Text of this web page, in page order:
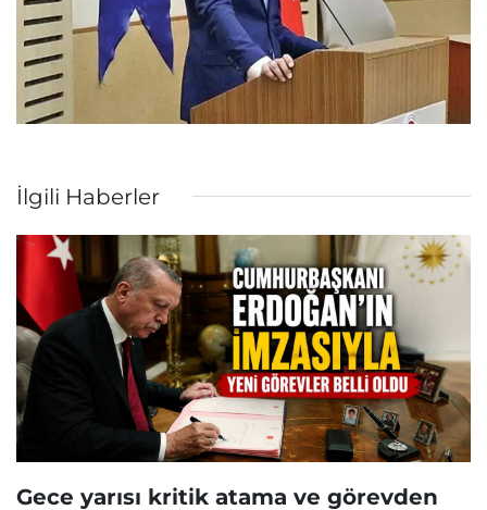
İlgili Haberler
Gece yarısı kritik atama ve görevden